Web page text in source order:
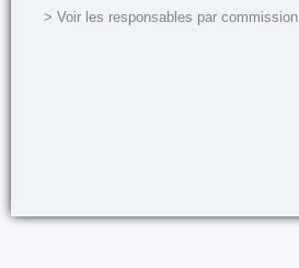
> Voir les responsables par commission